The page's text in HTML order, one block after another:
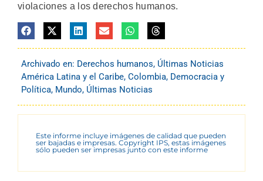
violaciones a los derechos humanos.
Archivado en: Derechos humanos, Últimas Noticias
América Latina y el Caribe, Colombia, Democracia y
Política, Mundo, Últimas Noticias
Este informe incluye imágenes de calidad que pueden
ser bajadas e impresas. Copyright IPS, estas imágenes
sólo pueden ser impresas junto con este informe